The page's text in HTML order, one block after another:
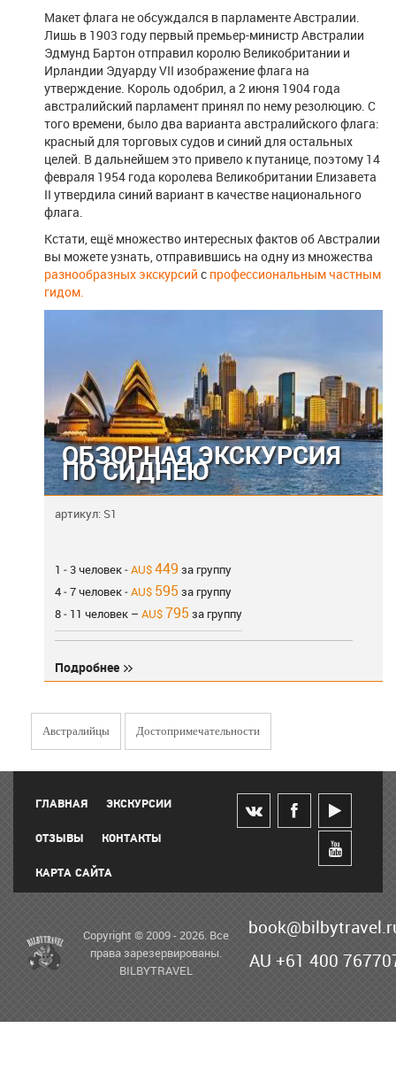
Макет флага не обсуждался в парламенте Австралии.
Лишь в 1903 году первый премьер-министр Австралии
Эдмунд Бартон отправил королю Великобритании и
Ирландии Эдуарду VII изображение флага на
утверждение. Король одобрил, а 2 июня 1904 года
австралийский парламент принял по нему резолюцию. С
того времени, было два варианта австралийского флага:
красный для торговых судов и синий для остальных
целей. В дальнейшем это привело к путанице, поэтому 14
февраля 1954 года королева Великобритании Елизавета
II утвердила синий вариант в качестве национального
флага.
Кстати, ещё множество интересных фактов об Австралии
вы можете узнать, отправившись на одну из множества
разнообразных экскурсий с профессиональным частным
гидом.
ОБЗОРНАЯ ЭКСКУРСИЯ
ПО СИДНЕЮ
артикул: S1
1 ‐ 3 человек ‐AU$449 за группу
4 ‐ 7 человек ‐AU$ 595за группу
8 ‐ 11 человек – AU$795за группу
Подробнее
Австралийцы Достопримечательности
ГЛАВНАЯ ЭКСКУРСИИ
ОТЗЫВЫ КОНТАКТЫ
КАРТА САЙТА
Copyright © 2009 - 2026. Все
права зарезервированы.
BILBYTRAVEL
AU +61 400